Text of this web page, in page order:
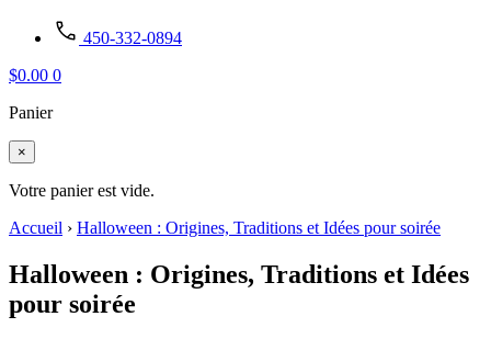
450-332-0894
$0.00 0
Panier
×
Votre panier est vide.
Accueil › Halloween : Origines, Traditions et Idées pour soirée
Halloween : Origines, Traditions et Idées
pour soirée